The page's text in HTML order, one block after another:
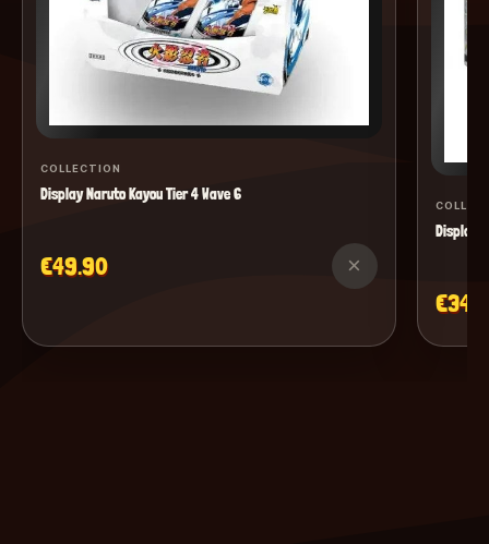
COLLECTION
Display Naruto Kayou Tier 4 Wave 6
€49.90 ×
Display